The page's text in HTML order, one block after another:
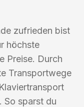
zufrieden bist
höchste
Preise. Durch
Transportwege
So sparst du